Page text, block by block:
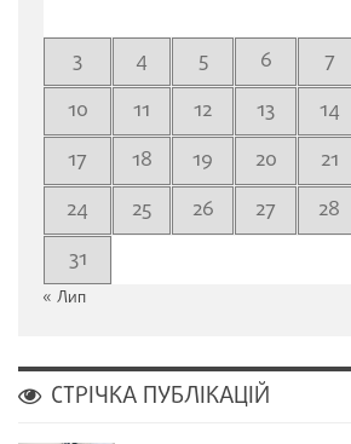
3
4 5 6 7
10
11 12 13 14
17
18 19 20 21
24
25 26 27 28
31
« Лип
СТРІЧКА ПУБЛІКАЦІЙ